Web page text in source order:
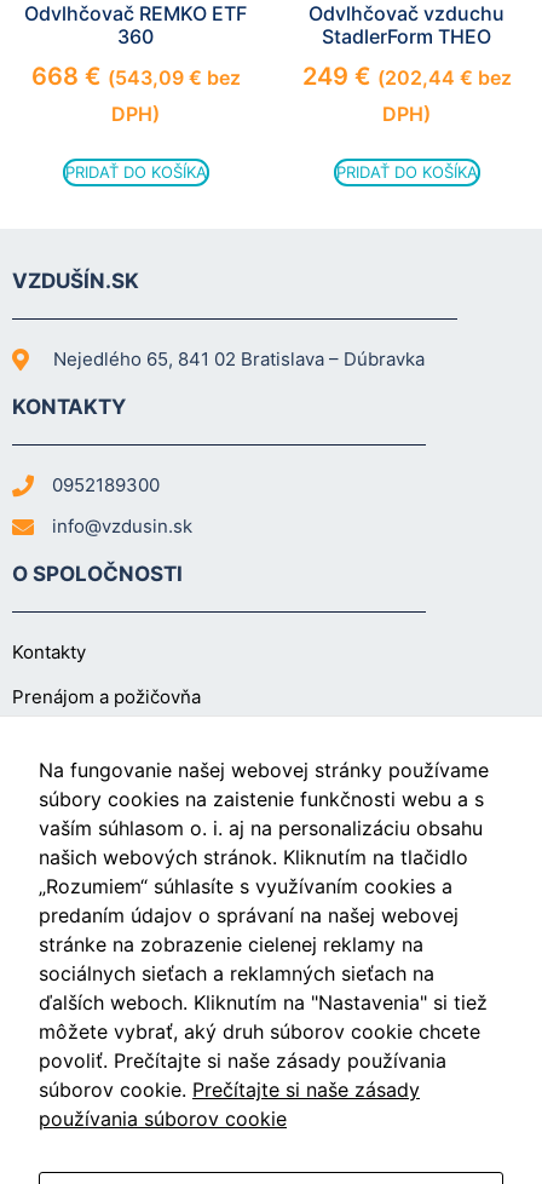
Odvlhčovač REMKO ETF
360
668 € (543,09 € bez
DPH)
PRIDAŤ DO KOŠÍKA
Odvlhčovač vzduchu
StadlerForm THEO
249 € (202,44 € bez
DPH)
PRIDAŤ DO KOŠÍKA
VZDUŠÍN.SK
Nejedlého 65, 841 02 Bratislava – Dúbravka
KONTAKTY
0952189300
info@vzdusin.sk
O SPOLOČNOSTI
Kontakty
Prenájom a požičovňa
O NÁKUPE
Obchodné podmienky
Ochrana osobných údajov
Nastavenia cookies
Videá
Blog
Na fungovanie našej webovej stránky používame
súbory cookies na zaistenie funkčnosti webu a s
vaším súhlasom o. i. aj na personalizáciu obsahu
našich webových stránok. Kliknutím na tlačidlo
„Rozumiem“ súhlasíte s využívaním cookies a
predaním údajov o správaní na našej webovej
stránke na zobrazenie cielenej reklamy na
sociálnych sieťach a reklamných sieťach na
ďalších weboch. Kliknutím na "Nastavenia" si tiež
môžete vybrať, aký druh súborov cookie chcete
povoliť. Prečítajte si naše zásady používania
súborov cookie. Prečítajte si naše zásady
používania súborov cookie